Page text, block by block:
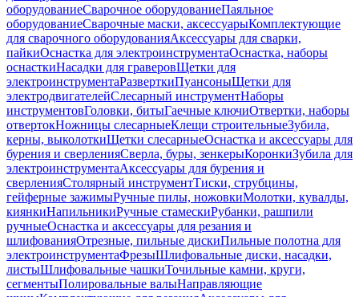
оборудованиеСварочное оборудованиеПаяльное
оборудованиеСварочные маски, аксессуарыКомплектующие
для сварочного оборудованияАксессуары для сварки,
пайкиОснастка для электроинструментаОснастка, наборы
оснасткиНасадки для граверовЩетки для
электроинструментаРазверткиПуансоныЩетки для
электродвигателейСлесарный инструментНаборы
инструментовГоловки, битыГаечные ключиОтвертки, наборы
отвертокНожницы слесарныеКлещи строительныеЗубила,
керны, выколоткиЩетки слесарныеОснастка и аксессуары для
бурения и сверленияСверла, буры, зенкерыКоронкиЗубила для
электроинструментаАксессуары для бурения и
сверленияСтолярный инструментТиски, струбцины,
гейферные зажимыРучные пилы, ножовкиМолотки, кувалды,
киянкиНапильникиРучные стамескиРубанки, рашпили
ручныеОснастка и аксессуары для резания и
шлифованияОтрезные, пильные дискиПильные полотна для
электроинструментаФрезыШлифовальные диски, насадки,
листыШлифовальные чашкиТочильные камни, круги,
сегментыПолировальные валыНаправляющие